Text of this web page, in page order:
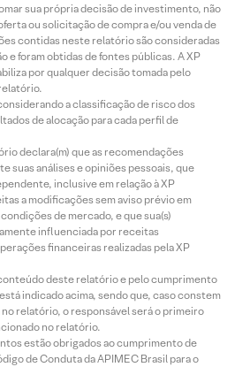
sua própria decisão de investimento, não
ou solicitação de compra e/ou venda de
contidas neste relatório são consideradas
e foram obtidas de fontes públicas. A XP
por qualquer decisão tomada pelo
a classificação de risco dos
de alocação para cada perfil de
declara(m) que as recomendações
suas análises e opiniões pessoais, que
inclusive em relação à XP
a modificações sem aviso prévio em
de mercado, e que sua(s)
influenciada por receitas
financeiras realizadas pela XP
deste relatório e pelo cumprimento
indicado acima, sendo que, caso constem
no relatório, o responsável será o primeiro
no relatório.
estão obrigados ao cumprimento de
de Conduta da APIMEC Brasil para o